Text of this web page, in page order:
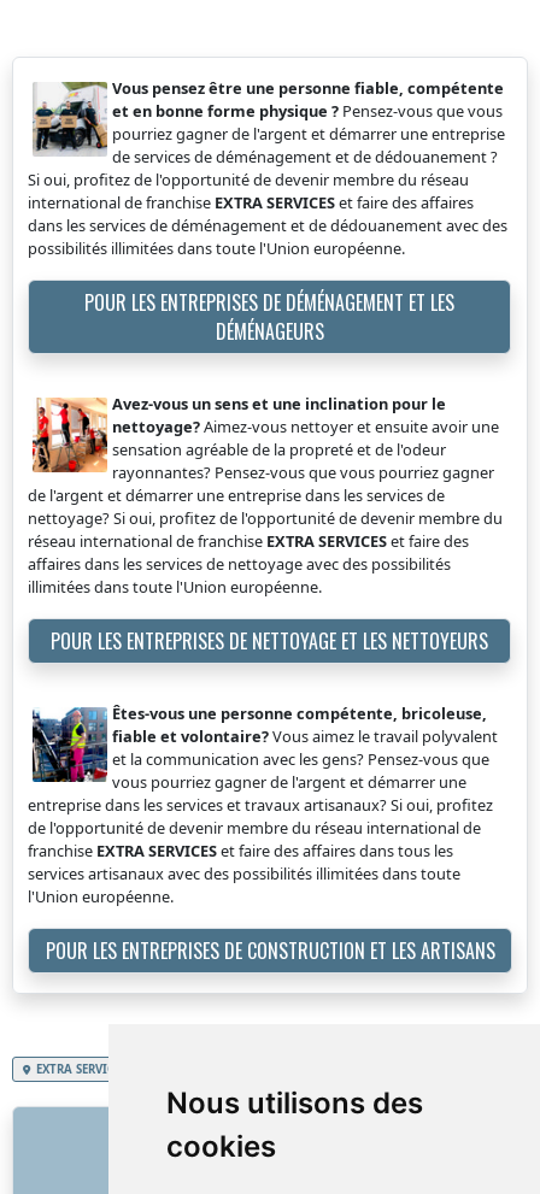
Nous utilisons des
cookies
Vous pensez être une personne fiable, compétente
et en bonne forme physique ? Pensez-vous que vous
pourriez gagner de l'argent et démarrer une entreprise
de services de déménagement et de dédouanement ?
Si oui, profitez de l'opportunité de devenir membre du réseau
international de franchise EXTRA SERVICESet faire des affaires
dans les services de déménagement et de dédouanement avec des
possibilités illimitées dans toute l'Union européenne.
POUR LES ENTREPRISES DE DÉMÉNAGEMENT ET LES
DÉMÉNAGEURS
Avez-vous un sens et une inclination pour le
nettoyage?Aimez-vous nettoyer et ensuite avoir une
sensation agréable de la propreté et de l'odeur
rayonnantes? Pensez-vous que vous pourriez gagner
de l'argent et démarrer une entreprise dans les services de
nettoyage? Si oui, profitez de l'opportunité de devenir membre du
réseau international de franchise EXTRA SERVICESet faire des
affaires dans les services de nettoyage avec des possibilités
illimitées dans toute l'Union européenne.
POUR LES ENTREPRISES DE NETTOYAGE ET LES NETTOYEURS
Êtes-vous une personne compétente, bricoleuse,
fiable et volontaire?Vous aimez le travail polyvalent
et la communication avec les gens? Pensez-vous que
vous pourriez gagner de l'argent et démarrer une
entreprise dans les services et travaux artisanaux? Si oui, profitez
de l'opportunité de devenir membre du réseau international de
franchise EXTRA SERVICESet faire des affaires dans tous les
services artisanaux avec des possibilités illimitées dans toute
l'Union européenne.
POUR LES ENTREPRISES DE CONSTRUCTION ET LES ARTISANS
EXTRA SERVICES
LIENS